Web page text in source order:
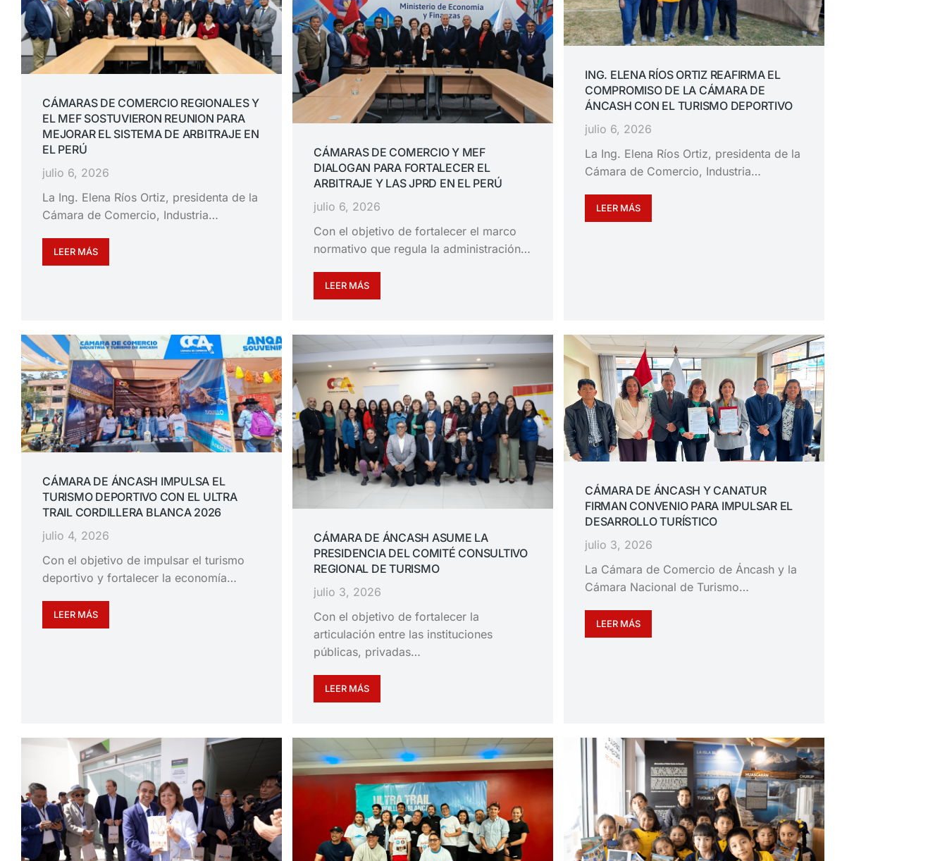
CÁMARAS DE COMERCIO REGIONALES Y
EL MEF SOSTUVIERON REUNION PARA
MEJORAR EL SISTEMA DE ARBITRAJE EN
EL PERÚ
julio 6, 2026
La Ing. Elena Ríos Ortiz, presidenta de la
Cámara de Comercio, Industria…
LEER MÁS
CÁMARAS DE COMERCIO Y MEF
DIALOGAN PARA FORTALECER EL
ARBITRAJE Y LAS JPRD EN EL PERÚ
julio 6, 2026
Con el objetivo de fortalecer el marco
normativo que regula la administración…
LEER MÁS
ING. ELENA RÍOS ORTIZ REAFIRMA EL
COMPROMISO DE LA CÁMARA DE
ÁNCASH CON EL TURISMO DEPORTIVO
julio 6, 2026
La Ing. Elena Ríos Ortiz, presidenta de la
Cámara de Comercio, Industria…
LEER MÁS
CÁMARA DE ÁNCASH IMPULSA EL
TURISMO DEPORTIVO CON EL ULTRA
TRAIL CORDILLERA BLANCA 2026
julio 4, 2026
Con el objetivo de impulsar el turismo
deportivo y fortalecer la economía…
LEER MÁS
CÁMARA DE ÁNCASH ASUME LA
PRESIDENCIA DEL COMITÉ CONSULTIVO
REGIONAL DE TURISMO
julio 3, 2026
Con el objetivo de fortalecer la
articulación entre las instituciones
públicas, privadas…
LEER MÁS
CÁMARA DE ÁNCASH Y CANATUR
FIRMAN CONVENIO PARA IMPULSAR EL
DESARROLLO TURÍSTICO
julio 3, 2026
La Cámara de Comercio de Áncash y la
Cámara Nacional de Turismo…
LEER MÁS